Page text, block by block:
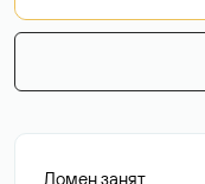
Домен занят